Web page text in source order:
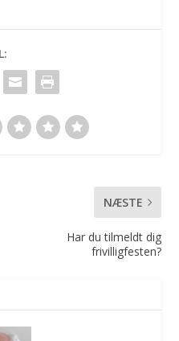
NÆSTE
Har du tilmeldt dig
frivilligfesten?